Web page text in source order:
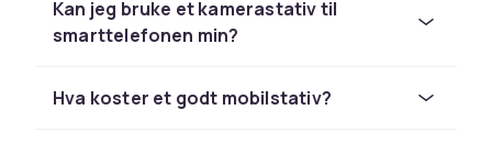
Velg riktig stativ til ditt
Til reiser og utendørs fotografering anbefaler
Kan jeg bruke et kamerastativ til
smarttelefonen min?
Hva koster et godt mobilstativ?